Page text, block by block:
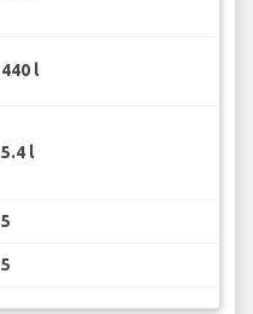
440 l
5.4 l
5
5